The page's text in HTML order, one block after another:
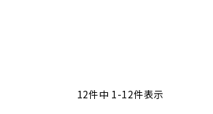
12件中 1-12件表示